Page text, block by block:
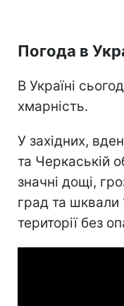
Погода в
В Україні
хмарність.
У західних,
та Черкаській
значні дощі,
град та
території без